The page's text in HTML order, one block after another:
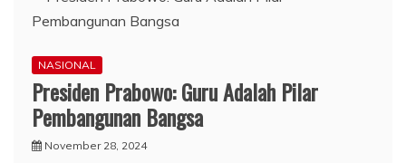
NASIONAL
Presiden Prabowo: Guru Adalah Pilar
Pembangunan Bangsa
November 28, 2024